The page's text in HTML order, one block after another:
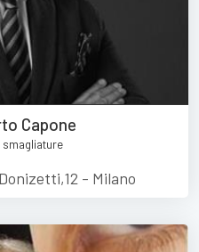
Capone
- Milano